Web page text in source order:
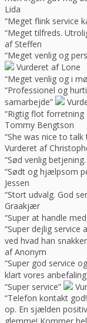
Lida
“Meget flink service
“Meget tilfreds.
af Steffen
“Meget venlig og
Vurderet af Lone
“Meget venlig og i
“Professionel og
samarbejde”
“Rigtig flot forretning
Tommy Bengtson
“She was nice to
Vurderet af
“Sød venlig
“Sødt og hjælpsom
Jessen
“Stort udvalg. God
Graakjær
“Super at handle
“Super dejlig service
ved hvad han
af Anonym
“Super god service
klart vores
“Super service”
“Telefon kontakt
op. En sjælden